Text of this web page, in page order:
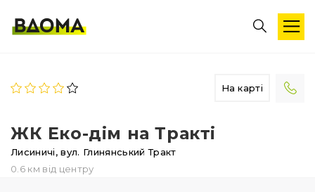
На карті
ЖК Еко-дім на Тракті
Лисиничі,вул. Глинянський Тракт
0.6 км від центру